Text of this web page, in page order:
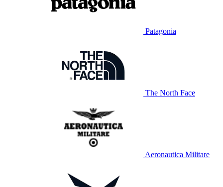
Patagonia
The North Face
Aeronautica Militare